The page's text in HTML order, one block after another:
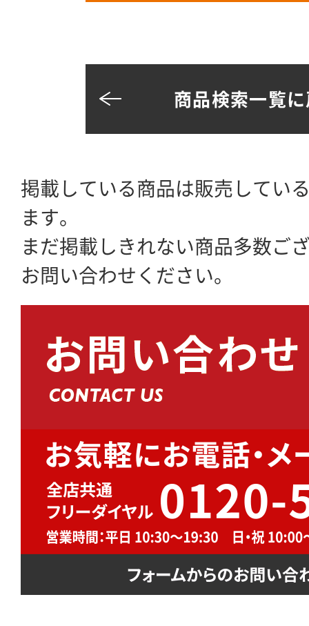
商品検索一覧
掲載している商品は販売してい
ます。
まだ掲載しきれない商品多数ご
お問い合わせください。